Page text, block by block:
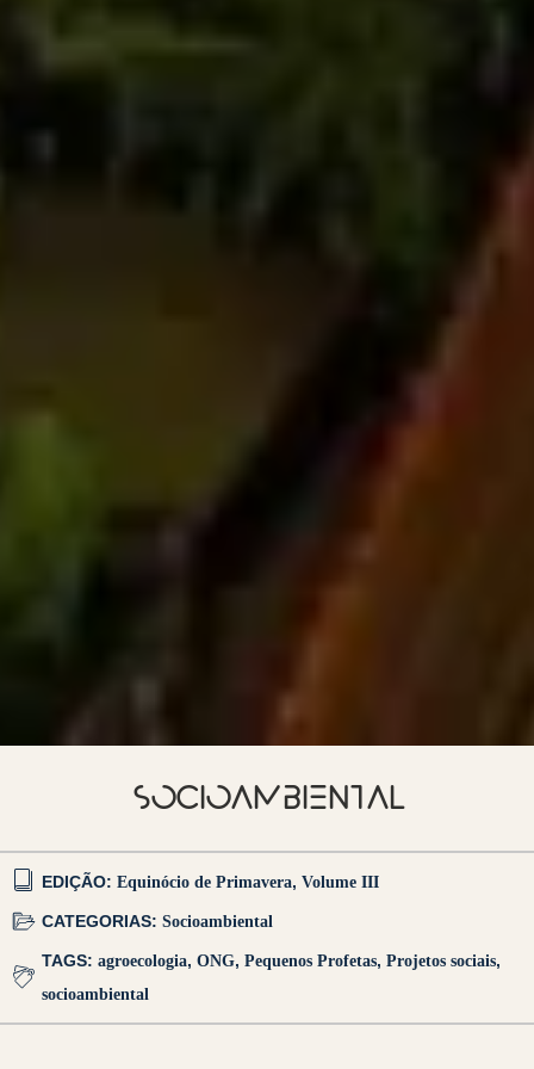
SOCIOAMBIENTAL
EDIÇÃO: Equinócio de Primavera, Volume III
CATEGORIAS: Socioambiental
TAGS: agroecologia, ONG, Pequenos Profetas, Projetos sociais,
socioambiental